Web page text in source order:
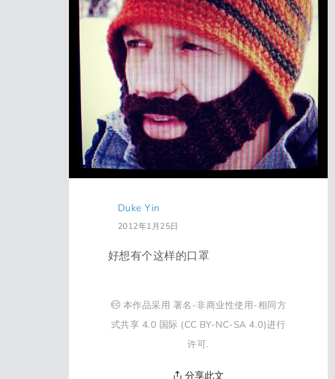
Duke Yin
2012年1月25日
好想有个这样的口罩
本作品采用 署名-非商业性使用-相同方
式共享 4.0 国际 (CC BY-NC-SA 4.0)进行
许可.
分享此文